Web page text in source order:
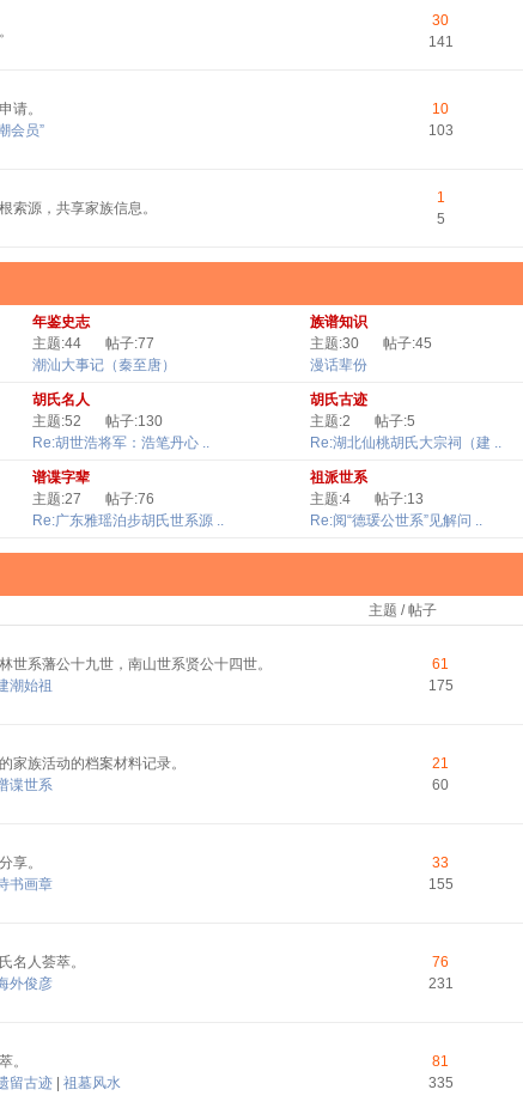
30
141
请。
会员”
10
103
索源，共享家族信息。
1
5
年鉴史志
主题:44
帖子:77
潮汕大事记（秦至唐）
族谱知识
主题:30
帖子:45
漫话辈份
胡氏名人
主题:52
帖子:130
Re:胡世浩将军：浩笔丹心 ..
胡氏古迹
主题:2
帖子:5
Re:湖北仙桃胡氏大宗祠（建 ..
谱谍字辈
主题:27
帖子:76
Re:广东雅瑶泊步胡氏世系源 ..
祖派世系
主题:4
帖子:13
Re:阅“德瑗公世系”见解问 ..
主题 / 帖子
世系藩公十九世，南山世系贤公十四世。
潮始祖
61
175
家族活动的档案材料记录。
谍世系
21
60
享。
书画章
33
155
名人荟萃。
外俊彦
76
231
。
留古迹
祖墓风水
81
335